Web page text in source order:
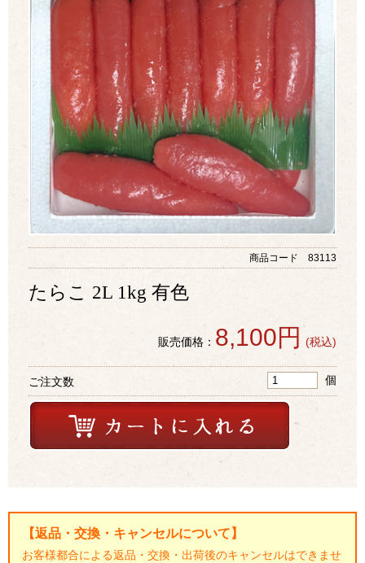
商品コード 83113
たらこ 2L 1kg 有色
販売価格： 8,100円 (税込)
ご注文数 個
【返品・交換・キャンセルについて】
お客様都合による返品・交換・出荷後のキャンセルはできませ